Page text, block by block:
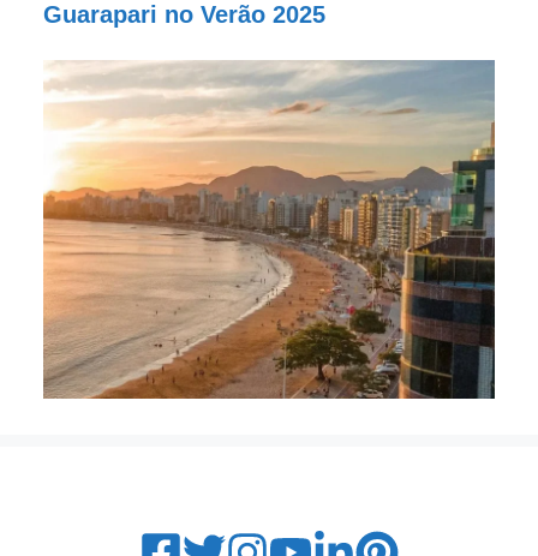
Guarapari no Verão 2025